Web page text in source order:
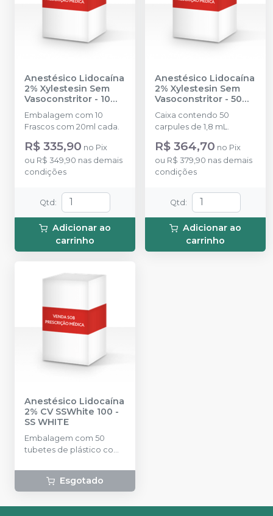
Anestésico Lidocaína
2% Xylestesin Sem
Vasoconstritor - 10
Frascos (20ml cada)
CRISTÁLIA
Embalagem com 10
Frascos com 20ml cada.
R$ 335,90 no Pix
ou R$ 349,90 nas demais
condições
Qtd :
Adicionar ao
carrinho
Anestésico Lidocaína
2% Xylestesin Sem
Vasoconstritor - 50
carpules (1,8 mL
cada)-CRISTÁLIA
Caixa contendo 50
carpules de 1,8 mL.
R$ 364,70 no Pix
ou R$ 379,90 nas demais
condições
Qtd :
Adicionar ao
carrinho
Anestésico Lidocaína
2% CV SSWhite 100 -
SS WHITE
Embalagem com 50
tubetes de plástico com
Lidocaína 2% com
Fenilefrina.Esgotado